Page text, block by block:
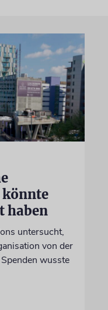
haben
untersucht,
von der
wusste